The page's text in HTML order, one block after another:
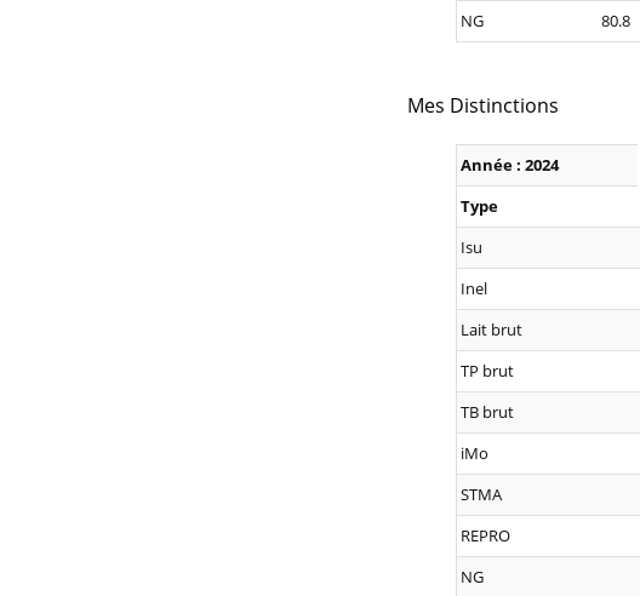
NG
80.8
Mes Distinctions
Année : 2024
Type
Isu
Inel
Lait brut
TP brut
TB brut
iMo
STMA
REPRO
NG